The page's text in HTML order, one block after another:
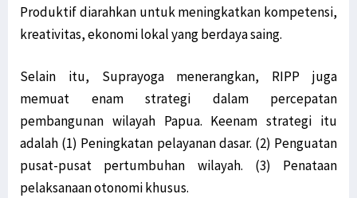
Produktif diarahkan untuk meningkatkan kompetensi,
kreativitas, ekonomi lokal yang berdaya saing.
Selain itu, Suprayoga menerangkan, RIPP juga
memuat enam strategi dalam percepatan
pembangunan wilayah Papua. Keenam strategi itu
adalah (1) Peningkatan pelayanan dasar. (2) Penguatan
pusat-pusat pertumbuhan wilayah. (3) Penataan
pelaksanaan otonomi khusus.